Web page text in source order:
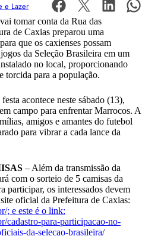
e Lazer
tomar conta da Rua das
de Caxias preparou uma
que os caxienses possam
da Seleção Brasileira em um
no local, proporcionando
torcida para a população.
acontece neste sábado (13),
campo para enfrentar Marrocos. A
amigos e amantes do futebol
para vibrar a cada lance da
– Além da transmissão da
com o sorteio de 5 camisas da
participar, os interessados devem
oficial da Prefeitura de Caxias:
; e este é o link:
cadastro-para-participacao-no-
da-selecao-brasileira/